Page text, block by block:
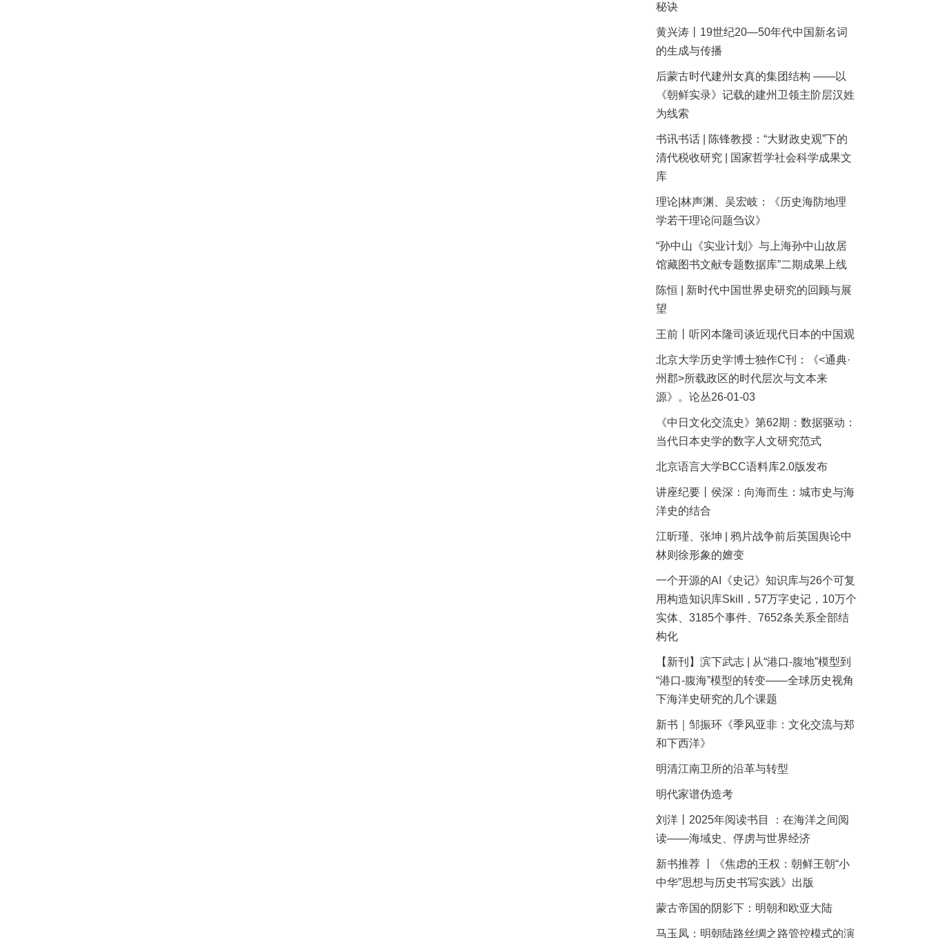
秘诀
黄兴涛丨19世纪20—50年代中国新名词
的生成与传播
后蒙古时代建州女真的集团结构 ——以
《朝鲜实录》记载的建州卫领主阶层汉姓
为线索
书讯书话 | 陈锋教授：“大财政史观”下的
清代税收研究 | 国家哲学社会科学成果文
库
理论|林声渊、吴宏岐：《历史海防地理
学若干理论问题刍议》
“孙中山《实业计划》与上海孙中山故居
馆藏图书文献专题数据库”二期成果上线
陈恒 | 新时代中国世界史研究的回顾与展
望
王前丨听冈本隆司谈近现代日本的中国观
北京大学历史学博士独作C刊：《<通典·
州郡>所载政区的时代层次与文本来
源》。论丛26-01-03
《中日文化交流史》第62期：数据驱动：
当代日本史学的数字人文研究范式
北京语言大学BCC语料库2.0版发布
讲座纪要丨侯深：向海而生：城市史与海
洋史的结合
江昕瑾、张坤 | 鸦片战争前后英国舆论中
林则徐形象的嬗变
一个开源的AI《史记》知识库与26个可复
用构造知识库Skill，57万字史记，10万个
实体、3185个事件、7652条关系全部结
构化
【新刊】滨下武志 | 从“港口-腹地”模型到
“港口-腹海”模型的转变——全球历史视角
下海洋史研究的几个课题
新书｜邹振环《季风亚非：文化交流与郑
和下西洋》
明清江南卫所的沿革与转型
明代家谱伪造考
刘洋丨2025年阅读书目 ：在海洋之间阅
读——海域史、俘虏与世界经济
新书推荐 丨《焦虑的王权：朝鲜王朝“小
中华”思想与历史书写实践》出版
蒙古帝国的阴影下：明朝和欧亚大陆
马玉凤：明朝陆路丝绸之路管控模式的演